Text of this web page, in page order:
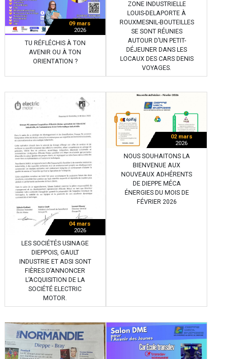
09 mars
2026
TU RÉFLÉCHIS À TON
AVENIR OU À TON
ORIENTATION ?
ZONE INDUSTRIELLE
LOUIS-DELAPORTE À
ROUXMESNIL-BOUTEILLES
SE SONT RÉUNIES
AUTOUR D’UN PETIT-
DÉJEUNER DANS LES
LOCAUX DES CARS DENIS
VOYAGES.
04 mars
2026
LES SOCIÉTÉS USINAGE
DIEPPOIS, GAULT
INDUSTRIE ET ADSI SONT
FIÈRES D’ANNONCER
L’ACQUISITION DE LA
SOCIÉTÉ ELECTRIC
MOTOR.
02 mars
2026
NOUS SOUHAITONS LA
BIENVENUE AUX
NOUVEAUX ADHÉRENTS
DE DIEPPE MÉCA
ÉNERGIES DU MOIS DE
FÉVRIER 2026